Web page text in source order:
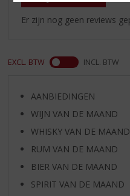
Er zijn nog geen reviews
EXCL. BTW INCL. BTW
AANBIEDINGEN
WIJN VAN DE MAAND
WHISKY VAN DE MAAND
RUM VAN DE MAAND
BIER VAN DE MAAND
SPIRIT VAN DE MAAND